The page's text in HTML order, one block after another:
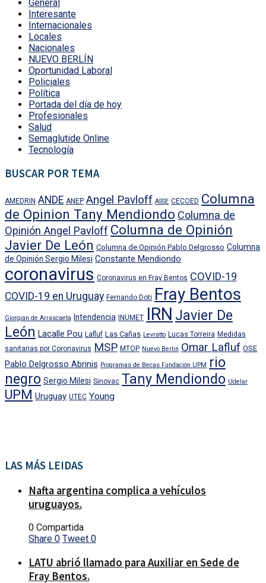
General
Interesante
Internacionales
Locales
Nacionales
NUEVO BERLÍN
Oportunidad Laboral
Policiales
Política
Portada del día de hoy
Profesionales
Salud
Semaglutide Online
Tecnología
BUSCAR POR TEMA
AMEDRIN ANDE ANEP Angel Pavloff ASSE CECOED Columna
de Opinion Tany Mendiondo Columna de
Opinión Angel Pavloff Columna de Opinión
Javier De León Columna de Opinión Pablo Delgrosso Columna
de Opinión Sergio Milesi Constante Mendiondo
coronavirus Coronavirus en Fray Bentos COVID-19
COVID-19 en Uruguay Fernando Doti Fray Bentos
Giorgian de Arrascaeta Intendencia INUMET IRN Javier De
León Lacalle Pou Lafluf Las Cañas Levratto Lucas Torreira Medidas
sanitarias por Coronavirus MSP MTOP Nuevo Berlin Omar Lafluf OSE
Pablo Delgrosso Abrinis Programas de Becas Fundación UPM
rio
negro Sergio Milesi Sinovac Tany Mendiondo Udelar
UPM Uruguay UTEC Young
LAS MÁS LEIDAS
Nafta argentina complica a vehículos
uruguayos.
0 Compartida
Share 0 Tweet 0
LATU abrió llamado para Auxiliar en Sede de
Fray Bentos.